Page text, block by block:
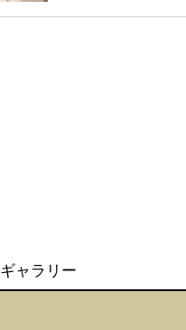
gravure-grazie
ギャラリー